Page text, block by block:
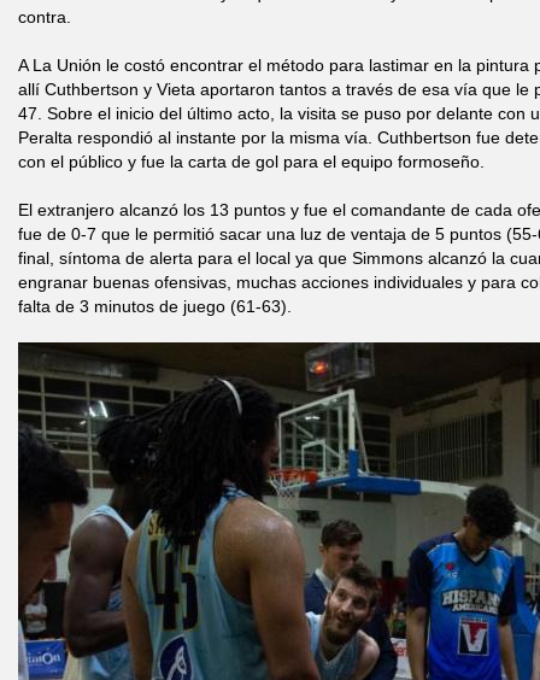
contra.
A La Unión le costó encontrar el método para lastimar en la pintura
allí Cuthbertson y Vieta aportaron tantos a través de esa vía que le
47. Sobre el inicio del último acto, la visita se puso por delante con
Peralta respondió al instante por la misma vía. Cuthbertson fue
con el público y fue la carta de gol para el equipo formoseño.
El extranjero alcanzó los 13 puntos y fue el comandante de cada
fue de 0-7 que le permitió sacar una luz de ventaja de 5 puntos
final, síntoma de alerta para el local ya que Simmons alcanzó la
engranar buenas ofensivas, muchas acciones individuales y para
falta de 3 minutos de juego (61-63).